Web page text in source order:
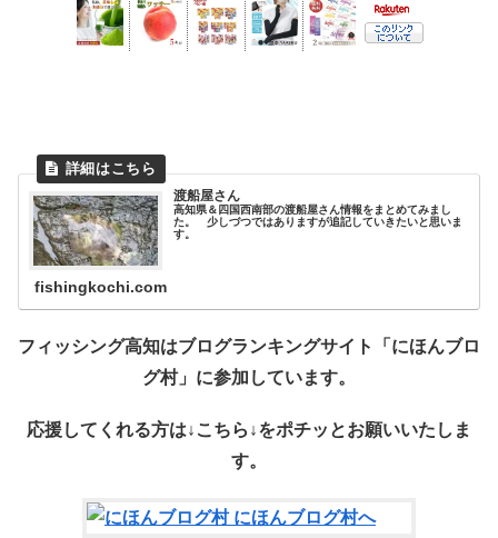
渡船屋さん
高知県＆四国西南部の渡船屋さん情報をまとめてみまし
た。 少しづつではありますが追記していきたいと思いま
す。
fishingkochi.com
フィッシング高知はブログランキングサイト「にほんブロ
グ村」に参加しています。
応援してくれる方は↓こちら↓をポチッ とお願いいたしま
す。